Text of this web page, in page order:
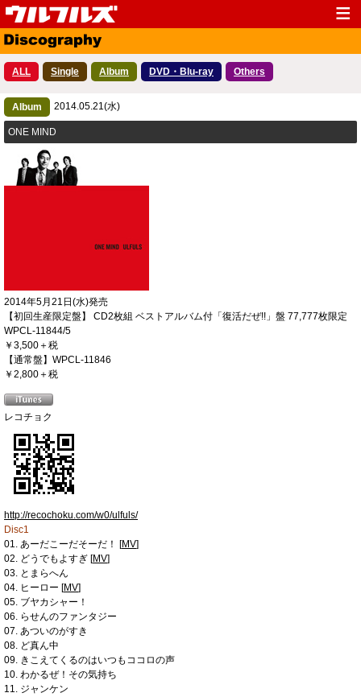
Top
Media Live
Profile
Fanclub
Contact
ALL Single Album DVD・Blu-ray Others
Album 2014.05.21(水)
ONE MIND
2014年5月21日(水)発売
【初回生産限定盤】 CD2枚組 ベストアルバム付「復活だぜ!!」盤 77,777枚限定
WPCL-11844/5
￥3,500＋税
【通常盤】WPCL-11846
￥2,800＋税
レコチョク
http://recochoku.com/w0/ulfuls/
Disc1
01. あーだこーだそーだ！ [MV]
02. どうでもよすぎ [MV]
03. とまらへん
04. ヒーロー [MV]
05. ブヤカシャー！
06. らせんのファンタジー
07. あついのがすき
08. ど真ん中
09. きこえてくるのはいつもココロの声
10. わかるぜ！その気持ち
11. ジャンケン